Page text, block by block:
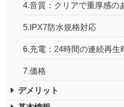
4.音質：クリアで重厚感の
5.IPX7防水規格対応
6.充電：24時間の連続再生
7.価格
デメリット